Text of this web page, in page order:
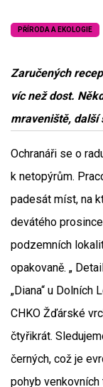
PŘÍRODA A EKOLOGIE
Zaručených
víc než dost.
mraveniště, další
Ochranáři se o
k netopýrům.
padesát míst, na
devátého
podzemních
opakovaně. „
„Diana“ u Dolních
CHKO Žďárské
čtyřikrát.
černých, což je
pohyb